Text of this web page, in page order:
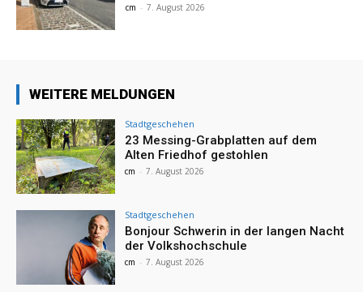
cm - 7. August 2026
WEITERE MELDUNGEN
Stadtgeschehen
23 Messing-Grabplatten auf dem
Alten Friedhof gestohlen
cm - 7. August 2026
Stadtgeschehen
Bonjour Schwerin in der langen Nacht
der Volkshochschule
cm - 7. August 2026